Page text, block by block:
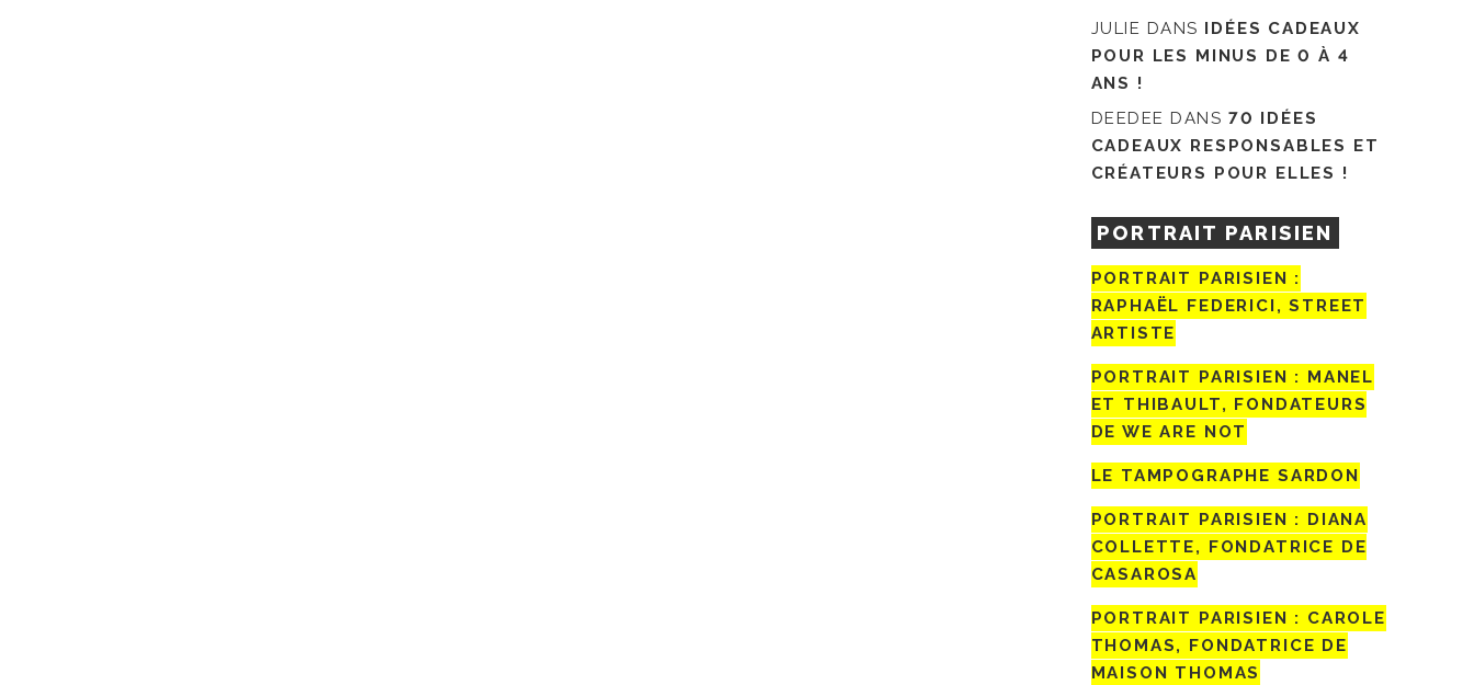
JULIE DANS IDÉES CADEAUX
POUR LES MINUS DE 0 À 4
ANS !
DEEDEE DANS 70 IDÉES
CADEAUX RESPONSABLES ET
CRÉATEURS POUR ELLES !
PORTRAIT PARISIEN
PORTRAIT PARISIEN :
RAPHAËL FEDERICI, STREET
ARTISTE
PORTRAIT PARISIEN : MANEL
ET THIBAULT, FONDATEURS
DE WE ARE NOT
LE TAMPOGRAPHE SARDON
PORTRAIT PARISIEN : DIANA
COLLETTE, FONDATRICE DE
CASAROSA
PORTRAIT PARISIEN : CAROLE
THOMAS, FONDATRICE DE
MAISON THOMAS